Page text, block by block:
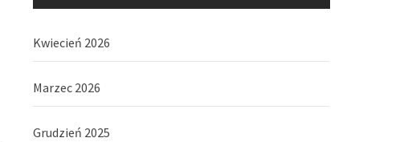
Kwiecień 2026
Marzec 2026
Grudzień 2025